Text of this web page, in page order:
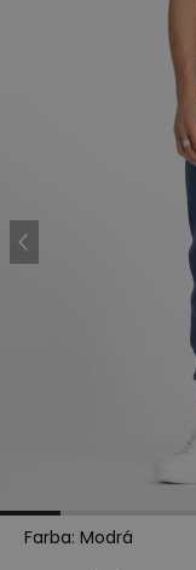
Farba: Modrá